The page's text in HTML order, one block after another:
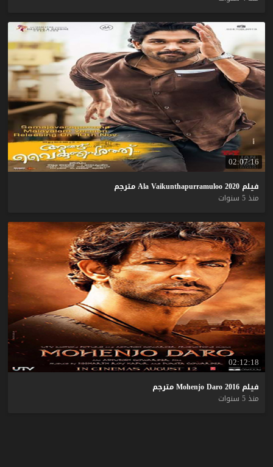
02:07:16
فيلم Ala Vaikunthapurramuloo 2020
مترجم
منذ 5 سنوات
02:12:18
فيلم Mohenjo Daro 2016
مترجم
منذ 5 سنوات